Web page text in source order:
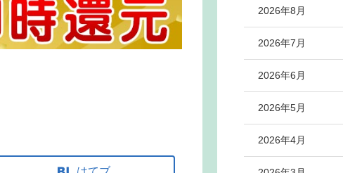
2026年8月
2026年7月
2026年6月
2026年5月
2026年4月